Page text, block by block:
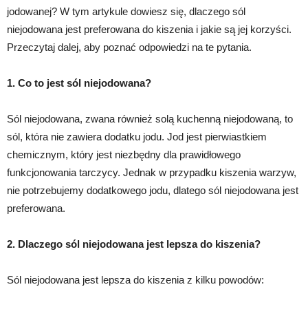
jodowanej? W tym artykule dowiesz się, dlaczego sól
niejodowana jest preferowana do kiszenia i jakie są jej korzyści.
Przeczytaj dalej, aby poznać odpowiedzi na te pytania.
1. Co to jest sól niejodowana?
Sól niejodowana, zwana również solą kuchenną niejodowaną, to
sól, która nie zawiera dodatku jodu. Jod jest pierwiastkiem
chemicznym, który jest niezbędny dla prawidłowego
funkcjonowania tarczycy. Jednak w przypadku kiszenia warzyw,
nie potrzebujemy dodatkowego jodu, dlatego sól niejodowana jest
preferowana.
2. Dlaczego sól niejodowana jest lepsza do kiszenia?
Sól niejodowana jest lepsza do kiszenia z kilku powodów: